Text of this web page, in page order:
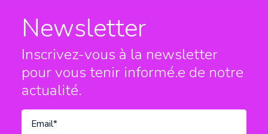
Newsletter
Inscrivez-vous à la newsletter
pour vous tenir informé.e de notre
actualité.